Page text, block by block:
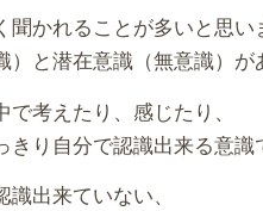
かれることが多いと思い
と潜在意識（無意識）が
考えたり、感じたり、
り自分で認識出来る意識
出来ていない、